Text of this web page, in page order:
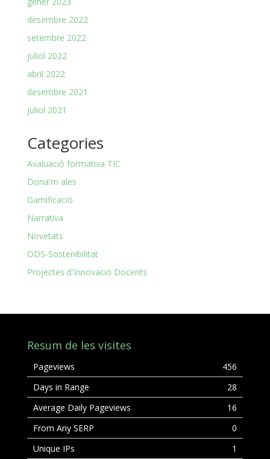
desembre 2022
setembre 2022
juliol 2022
abril 2022
desembre 2021
juliol 2021
Categories
Avaluació formativa TIC
Dona'm ales
Gamificació
Narrativa
Novetats
ODS-Sostenibilitat
Projectes d'Innovació Docents
Resum de les visites
Pageviews
456
Days in Range
28
Average Daily Pageviews
16
From Any SERP
0
Unique IPs
1